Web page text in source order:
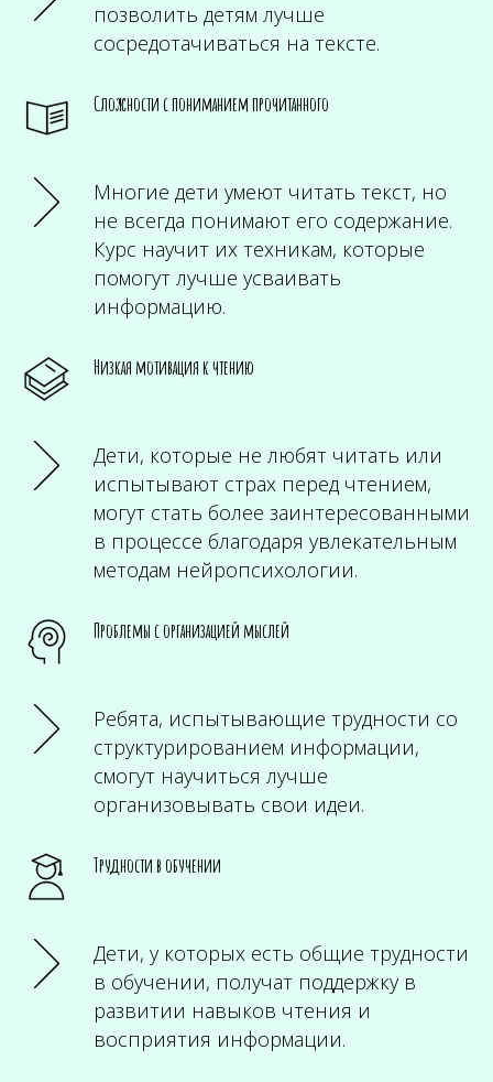
позволить детям лучше
сосредотачиваться на тексте.
Сложности с пониманием прочитанного
Многие дети умеют читать текст, но
не всегда понимают его содержание.
Курс научит их техникам, которые
помогут лучше усваивать
информацию.
Низкая мотивация к чтению
Дети, которые не любят читать или
испытывают страх перед чтением,
могут стать более заинтересованными
в процессе благодаря увлекательным
методам нейропсихологии.
Проблемы с организацией мыслей
Ребята, испытывающие трудности со
структурированием информации,
смогут научиться лучше
организовывать свои идеи.
Трудности в обучении
Дети, у которых есть общие трудности
в обучении, получат поддержку в
развитии навыков чтения и
восприятия информации.